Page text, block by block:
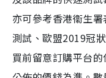
亦可參考香港衞生
測試、歐盟2019冠
買前留意訂購平台